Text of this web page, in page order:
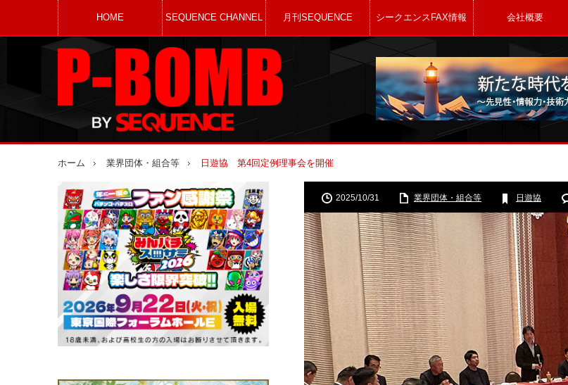
HOME SEQUENCE CHANNEL 月刊SEQUENCE シークエンスFAX情報 会社概要
ホーム 業界団体・組合等 日遊協 第4回定例理事会を開催
2025/10/31 業界団体・組合等 日遊協